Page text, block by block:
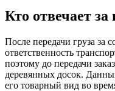
Кто отвечает за
После передачи груза за
ответственность
поэтому до передачи
деревянных досок.
его товарный вид во